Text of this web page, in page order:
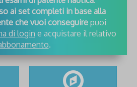
ai set completi in base alla
che vuoi conseguire puoi
di login e acquistare il relativo
.